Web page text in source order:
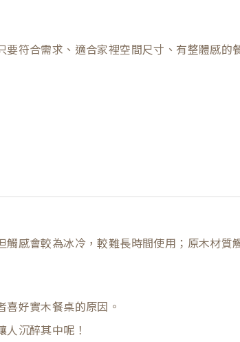
符合需求、適合家裡空間尺寸、有整體感的
感會較為冰冷，較難長時間使用；原木材質
好實木餐桌的原因。
沉醉其中呢！